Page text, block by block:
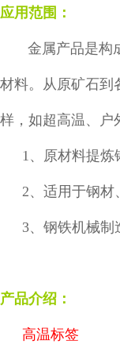
应用范围：
金属产品是构
材料。从原矿石到
样，如超高温、户
1、原材料提
2、适用于钢
3、钢铁机械
产品介绍：
高温标签